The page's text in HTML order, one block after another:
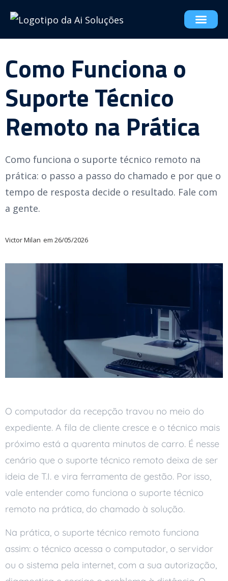
Como Funciona o
Suporte Técnico
Remoto na Prática
Como funciona o suporte técnico remoto na
prática: o passo a passo do chamado e por que o
tempo de resposta decide o resultado. Fale com
a gente.
Victor Milan em 26/05/2026
O computador da recepção travou no meio do
expediente. A fila de cliente cresce e o técnico mais
próximo está a quarenta minutos de carro. É nesse
cenário que o suporte técnico remoto deixa de ser
ideia de T.I. e vira ferramenta de gestão. Por isso,
vale entender como funciona o suporte técnico
remoto na prática, do chamado à solução.
Na prática, o suporte técnico remoto funciona
assim: o técnico acessa o computador, o servidor
ou o sistema pela internet, com a sua autorização,